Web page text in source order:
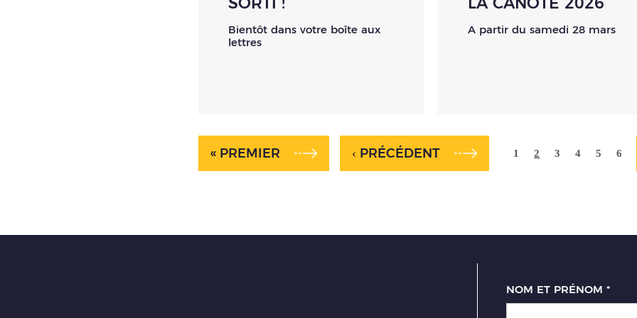
Bientôt dans votre boîte aux
lettres
A partir du samedi 28 mars
« PREMIER ‹ PRÉCÉDENT 1 2 3 4 5 6
NOM ET PRÉNOM *